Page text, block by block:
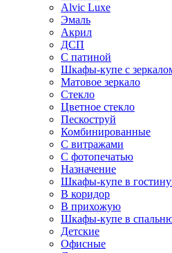
Alvic Luxe
Эмаль
Акрил
ДСП
С патиной
Шкафы-купе с
Матовое зеркало
Стекло
Цветное стекло
Пескоструй
Комбинированные
С витражами
С фотопечатью
Назначение
Шкафы-купе в
В коридор
В прихожую
Шкафы-купе в
Детские
Офисные